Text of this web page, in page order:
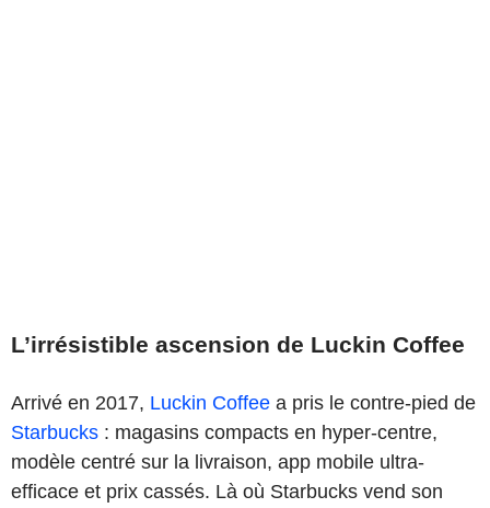
L’irrésistible ascension de Luckin Coffee
Arrivé en 2017, Luckin Coffee a pris le contre-pied de
Starbucks : magasins compacts en hyper-centre,
modèle centré sur la livraison, app mobile ultra-
efficace et prix cassés. Là où Starbucks vend son